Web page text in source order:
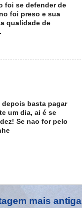
foi se defender de
foi preso e sua
qualidade de
depois basta pagar
um dia, ai é se
Se nao for pelo
mais antiga